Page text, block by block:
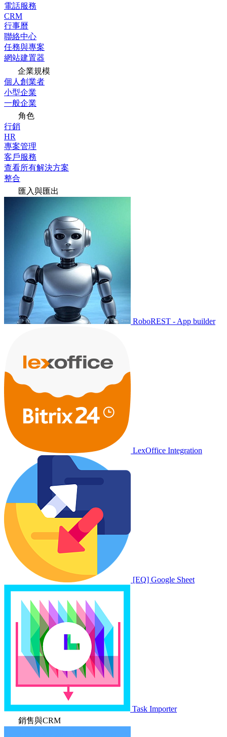
電話服務
CRM
行事曆
聯絡中心
任務與專案
網站建置器
企業規模
個人創業者
小型企業
一般企業
角色
行銷
HR
專案管理
客戶服務
查看所有解決方案
整合
匯入與匯出
RoboREST - App builder
LexOffice Integration
[EQ] Google Sheet
Task Importer
銷售與CRM